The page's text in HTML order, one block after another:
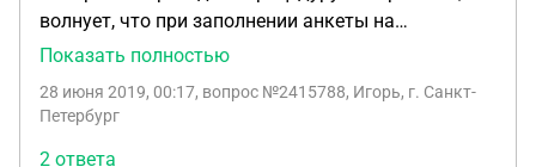
волнует, что при заполнении анкеты на
потреб.кредит в онлайне, указал в пункте-
млн.,хотя я там только прописан, и стоит она 500
Показать полностью
28 июня 2019, 00:17, вопрос №2415788, Игорь, г. Санкт-
Петербург
2 ответа